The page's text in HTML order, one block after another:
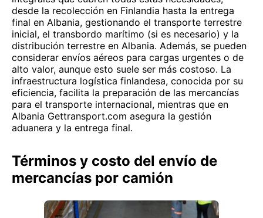
desde la recolección en Finlandia hasta la entrega
final en Albania, gestionando el transporte terrestre
inicial, el transbordo marítimo (si es necesario) y la
distribución terrestre en Albania. Además, se pueden
considerar envíos aéreos para cargas urgentes o de
alto valor, aunque esto suele ser más costoso. La
infraestructura logística finlandesa, conocida por su
eficiencia, facilita la preparación de las mercancías
para el transporte internacional, mientras que en
Albania Gettransport.com asegura la gestión
aduanera y la entrega final.
Términos y costo del envío de
mercancías por camión